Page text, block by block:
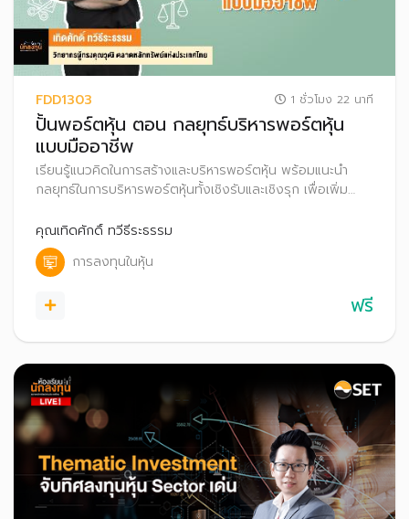
FDD1303 1 ชั่วโมง 22 นาที
ปั้นพอร์ตหุ้น ตอน กลยุทธ์บริหารพอร์ตหุ้น
แบบมืออาชีพ
เรียนรู้แนวคิดในการสร้างและบริหารพอร์ตหุ้น พร้อมแนะนำ
กลยุทธ์ในการบริหารพอร์ตหุ้นทั้งเชิงรับและเชิงรุก เพื่อเพิ่ม
คุณเทิดศักดิ์ ทวีธีระธรรม
การลงทุนในหุ้น
ฟรี